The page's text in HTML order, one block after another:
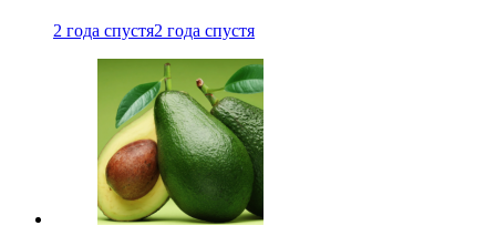
2 года спустя2 года спустя